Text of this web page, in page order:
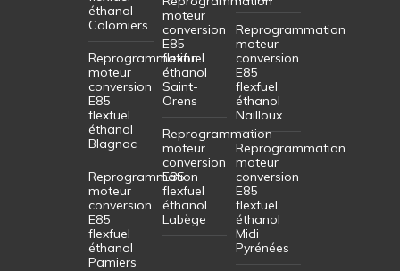
éthanol
Colomiers
Reprogrammation
moteur
conversion
E85
flexfuel
éthanol
Blagnac
Reprogrammation
moteur
conversion
E85
flexfuel
éthanol
Pamiers
moteur
conversion
E85
flexfuel
éthanol
Saint-
Orens
Reprogrammation
moteur
conversion
E85
flexfuel
éthanol
Labège
Reprogrammation
moteur
conversion
E85
flexfuel
éthanol
Nailloux
Reprogrammation
moteur
conversion
E85
flexfuel
éthanol
Midi
Pyrénées